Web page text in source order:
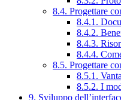
8.4. Progettare
8.4.1.
8.4.2.
8.4.3.
8.4.4.
8.5. Progettare
8.5.1.
8.5.2. I
9. Sviluppo